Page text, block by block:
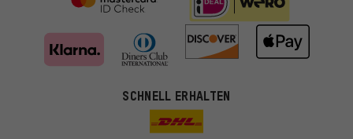
SCHNELL ERHALTEN